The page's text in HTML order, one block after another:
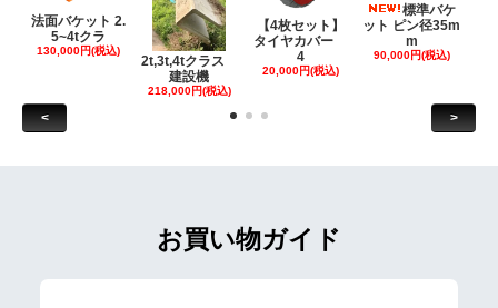
法面バケット 2.
5~4tクラ
130,000円(税込)
2t,3t,4tクラス
建設機
218,000円(税込)
【4枚セット】
タイヤカバー
4
20,000円(税込)
標準バケ
ット ピン径35m
m
90,000円(税込)
< >
お買い物ガイド